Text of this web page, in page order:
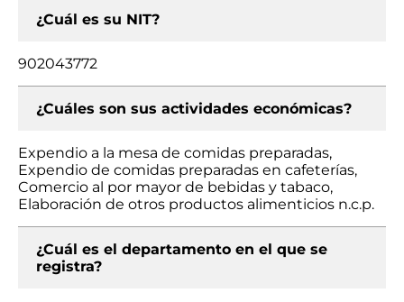
¿Cuál es su NIT?
902043772
¿Cuáles son sus actividades económicas?
Expendio a la mesa de comidas preparadas,
Expendio de comidas preparadas en cafeterías,
Comercio al por mayor de bebidas y tabaco,
Elaboración de otros productos alimenticios n.c.p.
¿Cuál es el departamento en el que se
registra?